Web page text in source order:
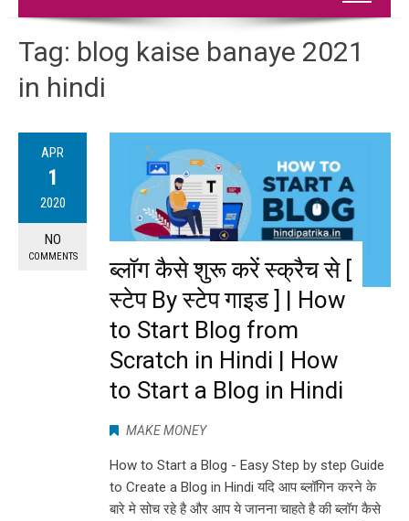
Tag: blog kaise banaye 2021
in hindi
APR
1
2020
NO
COMMENTS
ब्लॉग कैसे शुरू करें स्क्रैच से [
स्टेप By स्टेप गाइड ] | How
to Start Blog from
Scratch in Hindi | How
to Start a Blog in Hindi
MAKE MONEY
How to Start a Blog - Easy Step by step Guide
to Create a Blog in Hindi यदि आप ब्लॉगिन करने के
बारे मे सोच रहे है और आप ये जानना चाहते है की ब्लॉग कैसे